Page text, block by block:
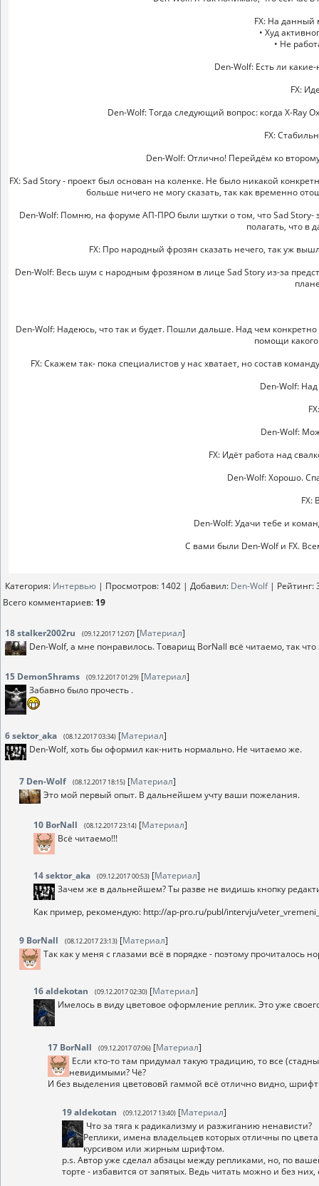
FX: На данный
• Худ
• Не
Den-Wolf: Есть ли
FX:
Den-Wolf: Тогда следующий вопрос: когда X-Ray
FX:
Den-Wolf: Отлично! Перейдём ко
FX: Sad Story - проект был основан на коленке. Не было никакой
больше ничего не могу сказать, так как временно
Den-Wolf: Помню, на форуме АП-ПРО были шутки о том, что Sad
полагать, что в
FX: Про народный фрозян сказать нечего, так уж
Den-Wolf: Весь шум с народным фрозяном в лице Sad Story из-за
Den-Wolf: Надеюсь, что так и будет. Пошли дальше. Над чем конкретно
помощи
FX: Скажем так- пока специалистов у нас хватает, но состав
Den-Wolf:
Den-Wolf:
FX: Идёт работа над
Den-Wolf: Хорошо.
FX:
Den-Wolf: Удачи тебе и
С вами были Den-Wolf и FX.
Категория: Интервью | Просмотров: 1402 | Добавил: Den-Wolf| Рейтинг:
Всего комментариев: 19
18stalker2002ru (09.12.2017 12:07) [Материал]
Den-Wolf, а мне понравилось. Товарищ BorNall всё читаемо, так
15 DemonShrams (09.12.2017 01:29) [Материал]
Забавно было прочесть .
6sektor_aka (08.12.2017 03:34) [Материал]
Den-Wolf, хоть бы оформил как-нить нормально. Не читаемо же.
7 Den-Wolf (08.12.2017 18:15) [Материал]
Это мой первый опыт. В дальнейшем учту ваши пожелания.
10 BorNall (08.12.2017 23:14) [Материал]
Всё читаемо!!!
14sektor_aka (09.12.2017 00:53) [Материал]
Зачем же в дальнейшем? Ты разве не видишь кнопку
Как пример, рекомендую: http://ap-pro.ru/publ/intervju/
9 BorNall (08.12.2017 23:13) [Материал]
Так как у меня с глазами всё в порядке - поэтому прочиталось
16aldekotan (09.12.2017 02:30) [Материал]
Имелось в виду цветовое оформление реплик. Это уже
17 BorNall (09.12.2017 07:06) [Материал]
Если кто-то там придумал такую традицию, то все
невидимыми? Чё?
И без выделения цветововй гаммой всё отлично видно,
19aldekotan (09.12.2017 13:40) [Материал]
Что за тяга к радикализму и разжиганию ненависти?
Реплики, имена владельцев которых отличны по
курсивом или жирным шрифтом.
p.s. Автор уже сделал абзацы между репликами, но, по
торте - избавится от запятых. Ведь читать можно и без